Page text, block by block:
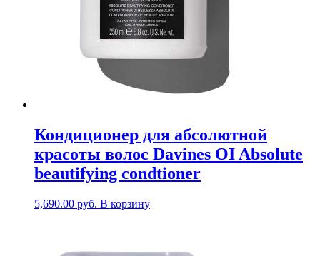
Кондиционер для абсолютной
красоты волос Davines OI Absolute
beautifying condtioner
5,690.00 руб. В корзину